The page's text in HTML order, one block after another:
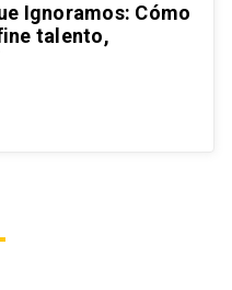
Ignoramos: Cómo
talento,